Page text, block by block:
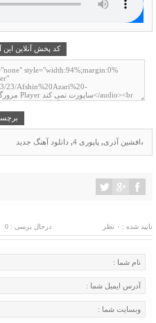
کد پخش آنلاین این
،افشین آذری, پاپوری 4 , دانلود آهنگ جدید
تایید شده : ۰ نظر درحال برسی : 0